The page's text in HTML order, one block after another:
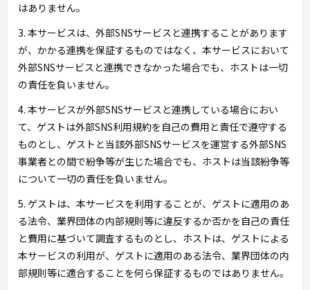
はありません。
3. 本サービスは、外部SNSサービスと連携することがあります
が、かかる連携を保証するものではなく、本サービスにおいて
外部SNSサービスと連携できなかった場合でも、ホストは一切
の責任を負いません。
4. 本サービスが外部SNSサービスと連携している場合におい
て、ゲストは外部SNS利用規約を自己の費用と責任で遵守する
ものとし、ゲストと当該外部SNSサービスを運営する外部SNS
事業者との間で紛争等が生じた場合でも、ホストは当該紛争等
について一切の責任を負いません。
5. ゲストは、本サービスを利用することが、ゲストに適用のあ
る法令、業界団体の内部規則等に違反するか否かを自己の責任
と費用に基づいて調査するものとし、ホストは、ゲストによる
本サービスの利用が、ゲストに適用のある法令、業界団体の内
部規則等に適合することを何ら保証するものではありません。